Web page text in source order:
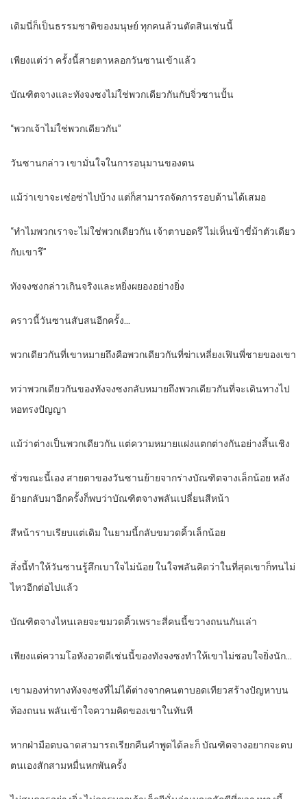
เดิมนี่ก็เป็นธรรมชาติของมนุษย์ ทุกคนล้วนตัดสินเช่นนี้
เพียงแต่ว่า ครั้งนี้สายตาหลอกวันซานเข้าแล้ว
บัณฑิตจางและทังจงซงไม่ใช่พวกเดียวกันกับจิ่วซานปั้น
“พวกเจ้าไม่ใช่พวกเดียวกัน”
วันซานกล่าว เขามั่นใจในการอนุมานของตน
แม้ว่าเขาจะเซ่อซ่าไปบ้าง แต่ก็สามารถจัดการรอบด้านได้เสมอ
“ทำไมพวกเราจะไม่ใช่พวกเดียวกัน เจ้าตาบอดรึ ไม่เห็นข้าขี่ม้าตัวเดียว
กับเขารึ”
ทังจงซงกล่าวเกินจริงและหยิ่งผยองอย่างยิ่ง
คราวนี้วันซานสับสนอีกครั้ง…
พวกเดียวกันที่เขาหมายถึงคือพวกเดียวกันที่ฆ่าเหลี่ยงเฟินพี่ชายของเขา
ทว่าพวกเดียวกันของทังจงซงกลับหมายถึงพวกเดียวกันที่จะเดินทางไป
หอทรงปัญญา
แม้ว่าต่างเป็นพวกเดียวกัน แต่ความหมายแฝงแตกต่างกันอย่างสิ้นเชิง
ชั่วขณะนี้เอง สายตาของวันซานย้ายจากร่างบัณฑิตจางเล็กน้อย หลัง
ย้ายกลับมาอีกครั้งก็พบว่าบัณฑิตจางพลันเปลี่ยนสีหน้า
สีหน้าราบเรียบแต่เดิม ในยามนี้กลับขมวดคิ้วเล็กน้อย
สิ่งนี้ทำให้วันซานรู้สึกเบาใจไม่น้อย ในใจพลันคิดว่าในที่สุดเขาก็ทนไม่
ไหวอีกต่อไปแล้ว
บัณฑิตจางไหนเลยจะขมวดคิ้วเพราะสี่คนนี้ขวางถนนกันเล่า
เพียงแต่ความโอหังอวดดีเช่นนี้ของทังจงซงทำให้เขาไม่ชอบใจยิ่งนัก…
เขามองท่าทางทังจงซงที่ไม่ได้ต่างจากคนตาบอดเทียวสร้างปัญหาบน
ท้องถนน พลันเข้าใจความคิดของเขาในทันที
หากฝ่ามือตบฉาดสามารถเรียกคืนคำพูดได้ละก็ บัณฑิตจางอยากจะตบ
ตนเองสักสามหมื่นหกพันครั้ง